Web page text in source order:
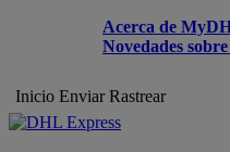
Acerca de
Novedades
Inicio Enviar Rastrear